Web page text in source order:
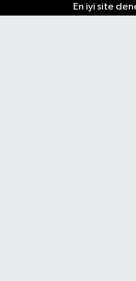
En iyi site